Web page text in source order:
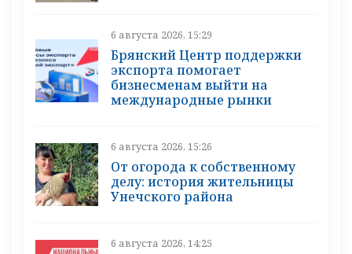
6 августа 2026, 15:29
Брянский Центр поддержки
экспорта помогает
бизнесменам выйти на
международные рынки
6 августа 2026, 15:26
От огорода к собственному
делу: история жительницы
Унечского района
6 августа 2026, 14:25